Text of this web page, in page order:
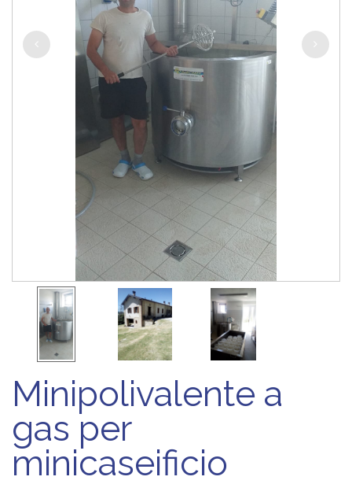
Minipolivalente a
gas per
minicaseificio